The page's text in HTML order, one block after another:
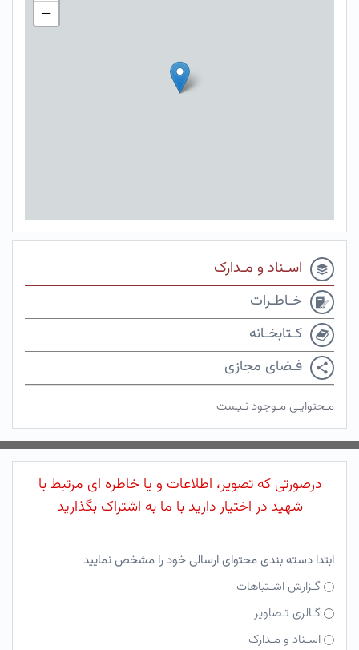
−
اسـناد و مـدارک
خـاطـرات
کـتابخـانه
فـضای مجازی
مـحتوایـی مـوجود نـیست
درصورتی که تصویر، اطلاعات و یا خاطره ای مرتبط با
شهید در اختیار دارید با ما به اشتراک بگذارید
ابتدا دسته بندی محتوای ارسالی خود را مشخص نمایید
گـزارش اشـتباهات
گـالری تـصاویر
اسـناد و مـدارک